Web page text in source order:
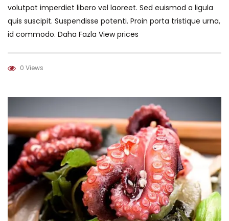
volutpat imperdiet libero vel laoreet. Sed euismod a ligula
quis suscipit. Suspendisse potenti. Proin porta tristique urna,
id commodo. Daha Fazla View prices
0 Views